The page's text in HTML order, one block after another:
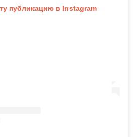
публикацию в Instagram